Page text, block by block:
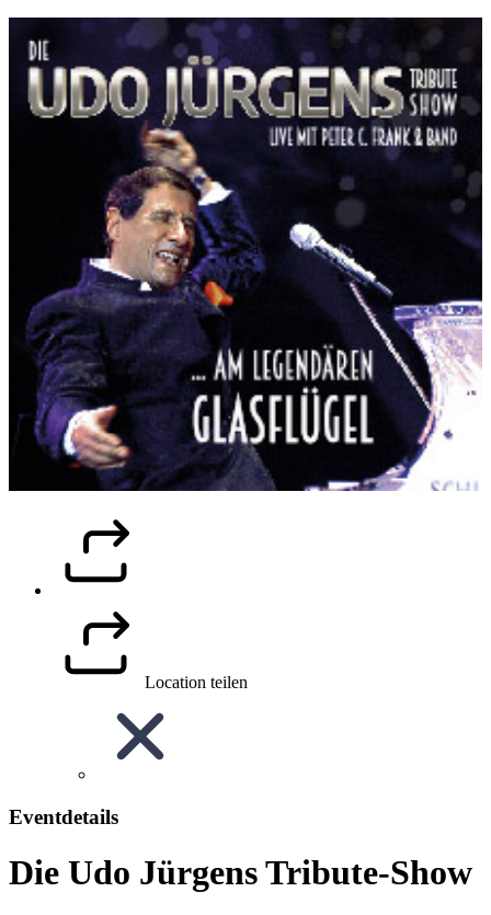
Location teilen
Eventdetails
Die Udo Jürgens Tribute-Show